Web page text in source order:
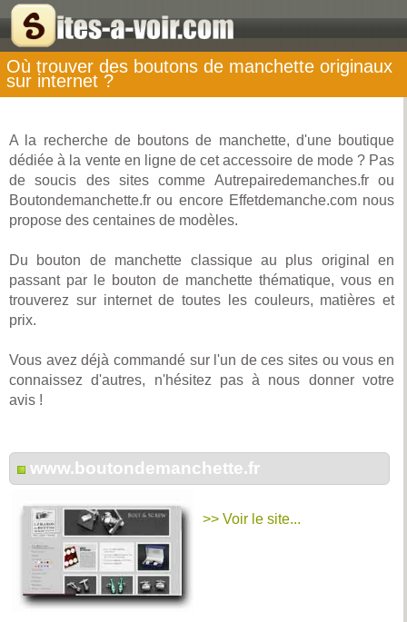
Où trouver des boutons de manchette originaux
sur internet ?
A la recherche de boutons de manchette, d'une boutique
dédiée à la vente en ligne de cet accessoire de mode ? Pas
de soucis des sites comme Autrepairedemanches.fr ou
Boutondemanchette.fr ou encore Effetdemanche.com nous
propose des centaines de modèles.
Du bouton de manchette classique au plus original en
passant par le bouton de manchette thématique, vous en
trouverez sur internet de toutes les couleurs, matières et
prix.
Vous avez déjà commandé sur l'un de ces sites ou vous en
connaissez d'autres, n'hésitez pas à nous donner votre
avis !
www.boutondemanchette.fr
>> Voir le site...